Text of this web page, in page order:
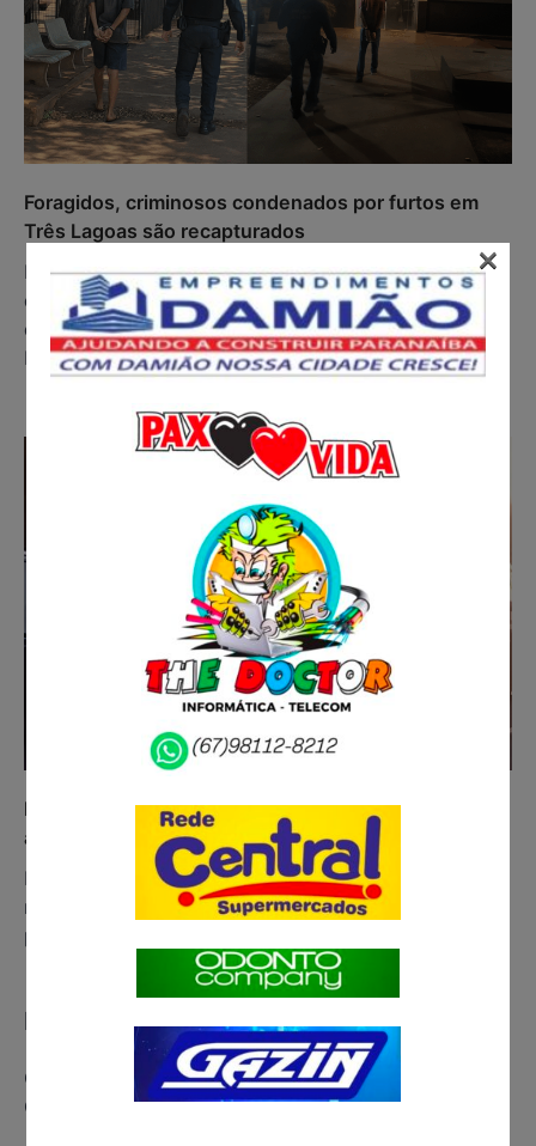
Foragidos, criminosos condenados por furtos em
Três Lagoas são recapturados
Dois foragidos da Justiça foram recapturados nesta
quarta-feira (19) em Três Lagoas, a 338 quilômetros
de Campo Grande, durante patrulhamento da
Polícia…
Filho ataca pais com enxada, avança sobre PM e
acaba baleado em Ivinhema
Homem de 27 anos foi baleado pela Polícia Militar,
na tarde deste domingo (4), após avançar sobre os
policiais com…
Deixe um comentário
O seu endereço de e-mail não será publicado.
Campos obrigatórios são marcados com
×